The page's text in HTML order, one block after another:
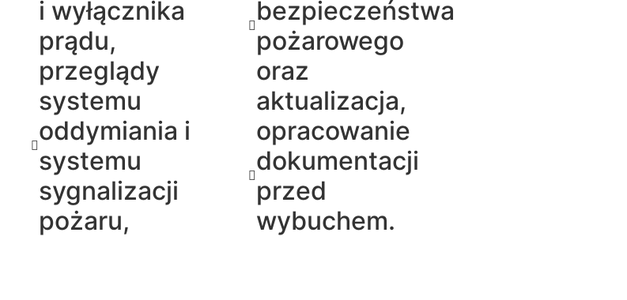
i wyłącznika
prądu,
przeglądy
systemu
oddymiania i
systemu
sygnalizacji
pożaru,
bezpieczeństwa
pożarowego
oraz
aktualizacja,
opracowanie
dokumentacji
przed
wybuchem.